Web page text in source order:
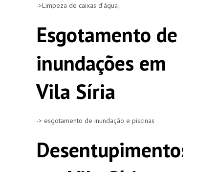
->Limpeza de caixas d’água;
Esgotamento de
inundações em
Vila Síria
-> esgotamento de inundação e piscinas
Desentupimentos